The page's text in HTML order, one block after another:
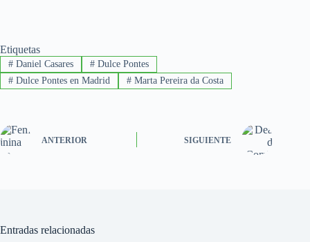
Etiquetas
#Daniel Casares #Dulce Pontes
#Dulce Pontes en Madrid #Marta Pereira da Costa
ANTERIOR SIGUIENTE
Entradas relacionadas